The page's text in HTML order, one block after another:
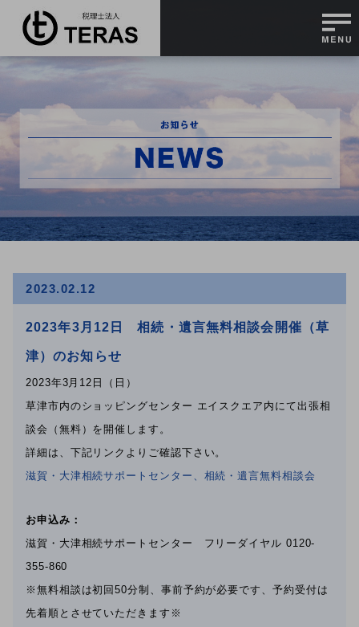
2023.02.12
2023年3月12日 相続・遺言無料相談会開催（草
津）のお知らせ
2023年3月12日（日）
草津市内のショッピングセンター エイスクエア内にて出張相
談会（無料）を開催します。
詳細は、下記リンクよりご確認下さい。
滋賀・大津相続サポートセンター、相続・遺言無料相談会
お申込み：
滋賀・大津相続サポートセンター フリーダイヤル 0120-
355-860
※無料相談は初回50分制、事前予約が必要です、予約受付は
先着順とさせていただきます※